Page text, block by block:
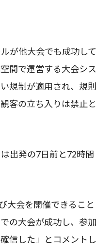
が他大会でも成功して
間で運営する大会シス
規制が適用され、規則
客の立ち入りは禁止と
出発の7日前と72時間
大会を開催できること
の大会が成功し、参加
信した」とコメントし